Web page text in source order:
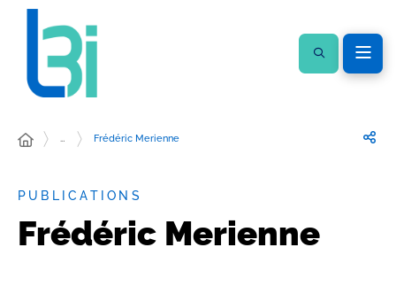
… Frédéric Merienne
PUBLICATIONS
Frédéric Merienne